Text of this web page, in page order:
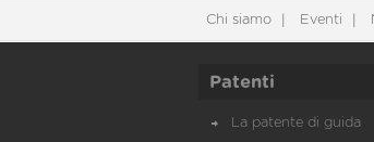
Chi siamo Eventi
Patenti
La patente di guida